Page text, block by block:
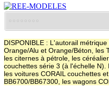
DISPONIBLE : L'autorail
Orange/Alu et Orange/Béton, les
les citernes à pétrole, les
couchettes série 3 (à l'échelle N).
les voitures CORAIL couchettes
BB6700/BB67300, les wagons